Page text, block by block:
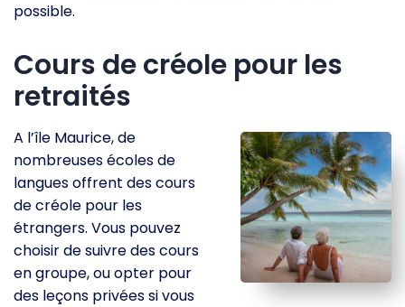
possible.
Cours de créole pour les
retraités
A l’île Maurice, de
nombreuses écoles de
langues offrent des cours
de créole pour les
étrangers. Vous pouvez
choisir de suivre des cours
en groupe, ou opter pour
des leçons privées si vous